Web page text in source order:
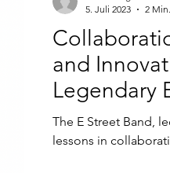
and
Legendary
The E Street Band,
lessons in
5. Juli 2023
2